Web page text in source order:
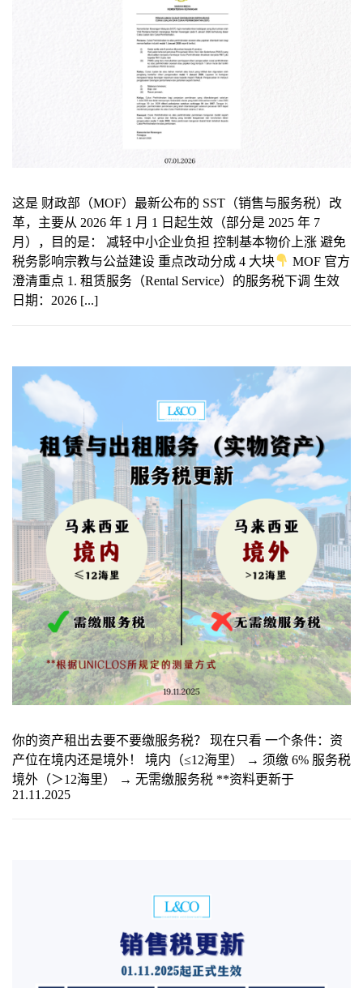
这是 财政部（MOF）最新公布的 SST（销售与服务税）改
革，主要从 2026 年 1 月 1 日起生效（部分是 2025 年 7
月），目的是： 减轻中小企业负担 控制基本物价上涨 避免
税务影响宗教与公益建设 重点改动分成 4 大块
MOF 官方
澄清重点 1. 租赁服务（Rental Service）的服务税下调 生效
日期：2026 [...]
你的资产租出去要不要缴服务税？ 现在只看 一个条件：资
产位在境内还是境外！ 境内（≤12海里） → 须缴 6% 服务税
境外（＞12海里） → 无需缴服务税 **资料更新于
21.11.2025